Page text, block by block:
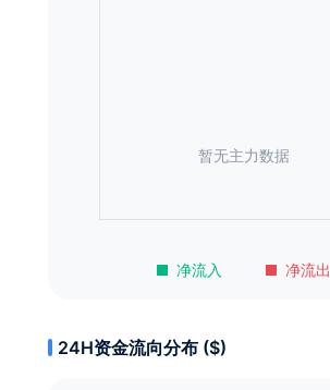
净流入 净流出
暂无主力数据
24H资金流向分布 ($)